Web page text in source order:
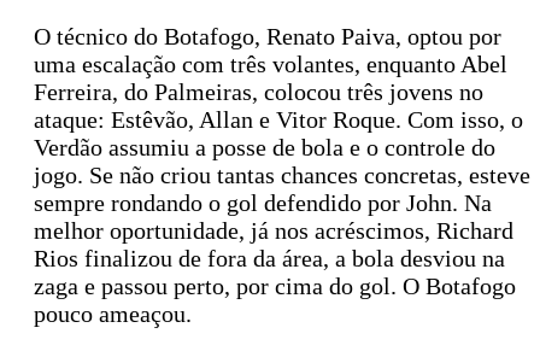
O técnico do Botafogo, Renato Paiva, optou por
uma escalação com três volantes, enquanto Abel
Ferreira, do Palmeiras, colocou três jovens no
ataque: Estêvão, Allan e Vitor Roque. Com isso, o
Verdão assumiu a posse de bola e o controle do
jogo. Se não criou tantas chances concretas, esteve
sempre rondando o gol defendido por John. Na
melhor oportunidade, já nos acréscimos, Richard
Rios finalizou de fora da área, a bola desviou na
zaga e passou perto, por cima do gol. O Botafogo
pouco ameaçou.